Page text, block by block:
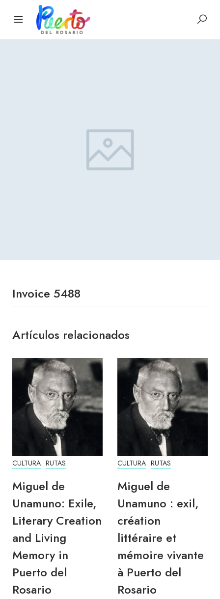
Invoice 5488
Artículos relacionados
CULTURA RUTAS
Miguel de
Unamuno: Exile,
Literary Creation
and Living
Memory in
Puerto del
Rosario
CULTURA RUTAS
Miguel de
Unamuno : exil,
création
littéraire et
mémoire vivante
à Puerto del
Rosario